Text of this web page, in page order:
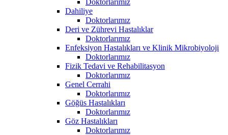
Dahiliye
Doktorlarımız
Deri ve Zührevi Hastalıklar
Doktorlarımız
Enfeksiyon Hastalıkları ve Klinik Mikrobiyoloji
Doktorlarımız
Fizik Tedavi ve Rehabilitasyon
Doktorlarımız
Genel Cerrahi
Doktorlarımız
Göğüs Hastalıkları
Doktorlarımız
Göz Hastalıkları
Doktorlarımız